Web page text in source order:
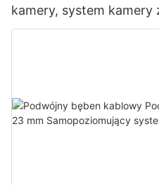
kamery, system kamery
pochylenia 33 mm oraz